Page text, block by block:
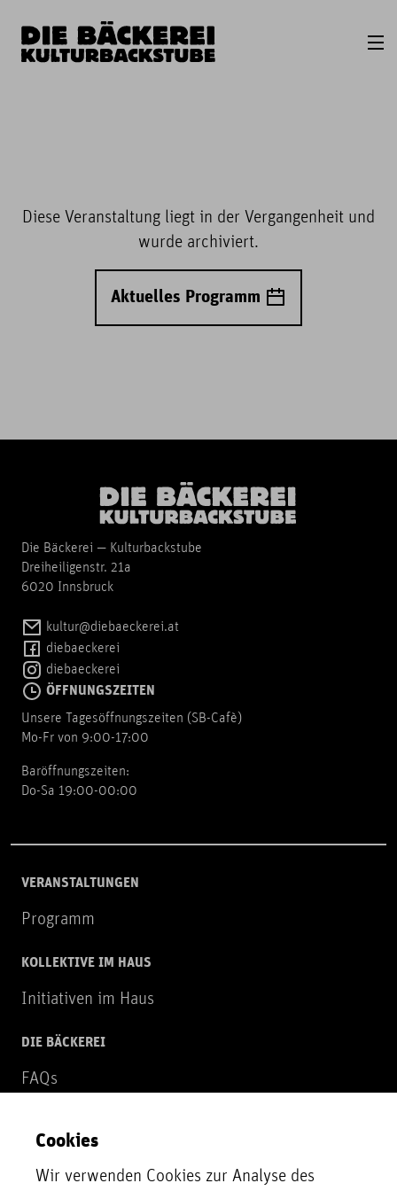
Diese Veranstaltung liegt in der Vergangenheit und
wurde archiviert.
Aktuelles Programm
Die Bäckerei — Kulturbackstube
Dreiheiligenstr. 21a
6020 Innsbruck
kultur@diebaeckerei.at
diebaeckerei
diebaeckerei
ÖFFNUNGSZEITEN
Unsere Tagesöffnungszeiten (SB-Cafè)
Mo-Fr von 9:00-17:00
Baröffnungszeiten:
Do-Sa 19:00-00:00
VERANSTALTUNGEN
Programm
KOLLEKTIVE IM HAUS
Initiativen im Haus
DIE BÄCKEREI
FAQs
NEWSLETTER
Zur Newsletter Anmeldung
Cookies
Wir verwenden Cookies zur Analyse des